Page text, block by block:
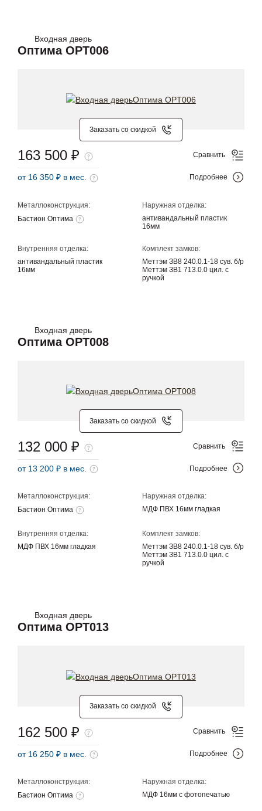
Входная дверь
Оптима OPT006
Заказать со скидкой
Металлоконструкция:
Бастион Оптима
Наружная отделка:
антивандальный пластик
16мм
Внутренняя отделка:
антивандальный пластик
16мм
Комплект замков:
Меттэм ЗВ8 240.0.1-18 сув. б/р
Меттэм ЗВ1 713.0.0 цил. с
ручкой
163 500 ₽
от 16 350 ₽ в мес.
Сравнить
Подробнее
Входная дверь
Оптима OPT008
Заказать со скидкой
Металлоконструкция:
Бастион Оптима
Наружная отделка:
МДФ ПВХ 16мм гладкая
Внутренняя отделка:
МДФ ПВХ 16мм гладкая
Комплект замков:
Меттэм ЗВ8 240.0.1-18 сув. б/р
Меттэм ЗВ1 713.0.0 цил. с
ручкой
132 000 ₽
от 13 200 ₽ в мес.
Сравнить
Подробнее
Входная дверь
Оптима OPT013
Заказать со скидкой
Металлоконструкция:
Бастион Оптима
Наружная отделка:
МДФ 16мм с фотопечатью
162 500 ₽
от 16 250 ₽ в мес.
Сравнить
Подробнее